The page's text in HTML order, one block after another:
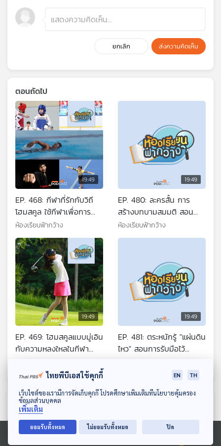
ดาวน์โหลด Thai PBS Podcast Application
Ⓒ 2020 องค์การกระจายเสียงและแพร่ภาพสาธารณะแห่งประเทศไทย
ยกเลิก ส่งความคิดเห็น
ตอนถัดไป
19:49
EP. 468: กีฬาที่รักกับวิถี
โฮมสคูล ใช้กีฬาเพื่อการ
เรียนรู้
ห้องเรียนฟ้ากว้าง
19:49
EP. 480: ละครสั้น การ
สร้างบทบามสมมติ สอน
เเด็กให้คิด วิเคราะห์ และ
วางแผน
ห้องเรียนฟ้ากว้าง
19:49
EP. 469: โฮมสคูลแบบมู่เอิน
กับความหลงใหลในกีฬา
กอล์ฟ
ห้องเรียนฟ้ากว้าง
19:49
EP. 481: ตระหนักรู้ "แผ่นดิน
ไหว" สอนการรับมือไว้
ปลอดภัยก่อน
ห้องเรียนฟ้ากว้าง
ตอนที่เกี่ยวข้อง
ไทยพีบีเอสใช้คุกกี้ EN TH
เว็บไซต์ของเรามีการจัดเก็บคุกกี้ โปรดศึกษาเพิ่มเติมที่นโยบายคุ้มครอง
ข้อมูลส่วนบุคคล
เพิ่มเติม
ยอมรับทั้งหมด ไม่ยอมรับทั้งหมด ปิด